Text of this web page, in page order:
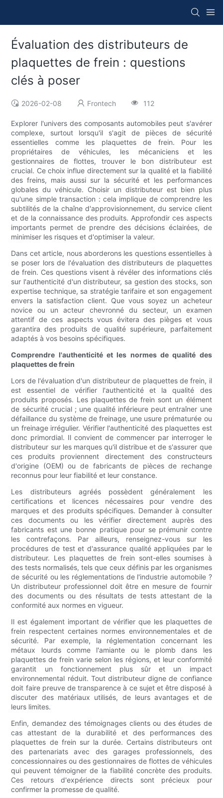
Évaluation des distributeurs de
plaquettes de frein : questions
clés à poser
2026-02-08 Frontech 112
Explorer l'univers des composants automobiles peut s'avérer
complexe, surtout lorsqu'il s'agit de pièces de sécurité
essentielles comme les plaquettes de frein. Pour les
propriétaires de véhicules, les mécaniciens et les
gestionnaires de flottes, trouver le bon distributeur est
crucial. Ce choix influe directement sur la qualité et la fiabilité
des freins, mais aussi sur la sécurité et les performances
globales du véhicule. Choisir un distributeur est bien plus
qu'une simple transaction : cela implique de comprendre les
subtilités de la chaîne d'approvisionnement, du service client
et de la connaissance des produits. Approfondir ces aspects
importants permet de prendre des décisions éclairées, de
minimiser les risques et d'optimiser la valeur.
Dans cet article, nous aborderons les questions essentielles à
se poser lors de l'évaluation des distributeurs de plaquettes
de frein. Ces questions visent à révéler des informations clés
sur l'authenticité d'un distributeur, sa gestion des stocks, son
expertise technique, sa stratégie tarifaire et son engagement
envers la satisfaction client. Que vous soyez un acheteur
novice ou un acteur chevronné du secteur, un examen
attentif de ces aspects vous évitera des pièges et vous
garantira des produits de qualité supérieure, parfaitement
adaptés à vos besoins spécifiques.
Comprendre l'authenticité et les normes de qualité des
plaquettes de frein
Lors de l'évaluation d'un distributeur de plaquettes de frein, il
est essentiel de vérifier l'authenticité et la qualité des
produits proposés. Les plaquettes de frein sont un élément
de sécurité crucial ; une qualité inférieure peut entraîner une
défaillance du système de freinage, une usure prématurée ou
un freinage irrégulier. Vérifier l'authenticité des plaquettes est
donc primordial. Il convient de commencer par interroger le
distributeur sur les marques qu'il distribue et de s'assurer que
ces produits proviennent directement des constructeurs
d'origine (OEM) ou de fabricants de pièces de rechange
reconnus pour leur fiabilité et leur constance.
Les distributeurs agréés possèdent généralement les
certifications et licences nécessaires pour vendre des
marques et des produits spécifiques. Demander à consulter
ces documents ou les vérifier directement auprès des
fabricants est une bonne pratique pour se prémunir contre
les contrefaçons. Par ailleurs, renseignez-vous sur les
procédures de test et d'assurance qualité appliquées par le
distributeur. Les plaquettes de frein sont-elles soumises à
des tests normalisés, tels que ceux définis par les organismes
de sécurité ou les réglementations de l'industrie automobile ?
Un distributeur professionnel doit être en mesure de fournir
des documents ou des résultats de tests attestant de la
conformité aux normes en vigueur.
Il est également important de vérifier que les plaquettes de
frein respectent certaines normes environnementales et de
sécurité. Par exemple, la réglementation concernant les
métaux lourds comme l'amiante ou le plomb dans les
plaquettes de frein varie selon les régions, et leur conformité
garantit un fonctionnement plus sûr et un impact
environnemental réduit. Tout distributeur digne de confiance
doit faire preuve de transparence à ce sujet et être disposé à
discuter des matériaux utilisés, de leurs avantages et de
leurs limites.
Enfin, demandez des témoignages clients ou des études de
cas attestant de la durabilité et des performances des
plaquettes de frein sur la durée. Certains distributeurs ont
des partenariats avec des garages professionnels, des
concessionnaires ou des gestionnaires de flottes de véhicules
qui peuvent témoigner de la fiabilité concrète des produits.
Ces retours d'expérience directs sont précieux pour
confirmer la promesse de qualité.